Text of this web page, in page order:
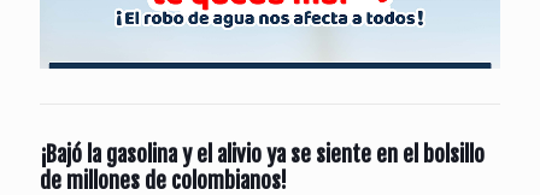
¡Bajó la gasolina y el alivio ya se siente en el bolsillo
de millones de colombianos!